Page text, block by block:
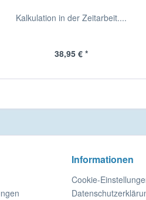
Kalkulation in der Zeitarbeit....
38,95 € *
Informationen
Cookie-